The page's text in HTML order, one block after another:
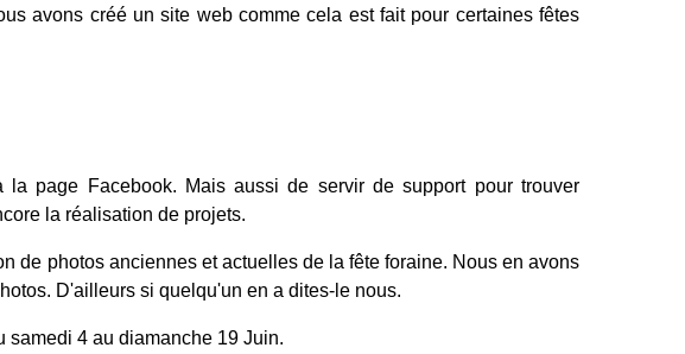
avons créé un site web comme cela est fait pour certaines fêtes
page Facebook. Mais aussi de servir de support pour trouver
la réalisation de projets.
de photos anciennes et actuelles de la fête foraine. Nous en avons
D'ailleurs si quelqu'un en a dites-le nous.
samedi 4 au diamanche 19 Juin.